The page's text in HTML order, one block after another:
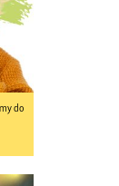
do